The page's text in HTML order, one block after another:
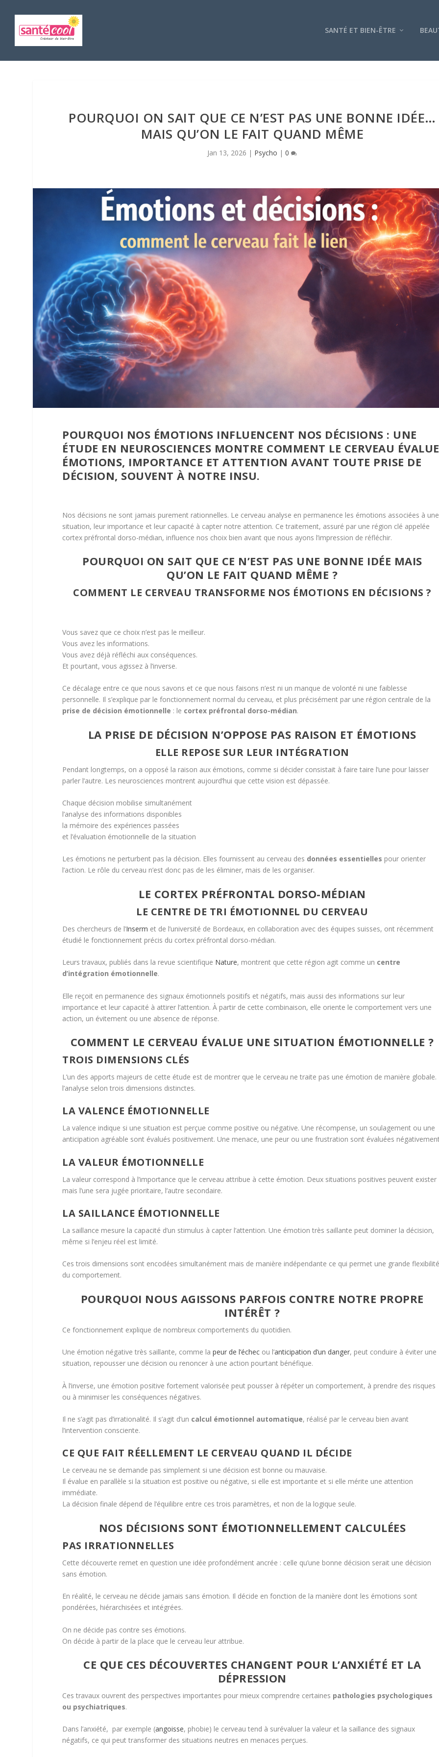
SANTÉ ET BIEN-ÊTRE
POURQUOI ON SAIT QUE CE N’EST PAS UNE BONNE IDÉE…
MAIS QU’ON LE FAIT QUAND MÊME
Jan 13, 2026 | Psycho |0
POURQUOI NOS ÉMOTIONS INFLUENCENT NOS DÉCISIONS : UNE
ÉTUDE EN NEUROSCIENCES MONTRE COMMENT LE CERVEAU ÉVALUE
ÉMOTIONS, IMPORTANCE ET ATTENTION AVANT TOUTE PRISE DE
DÉCISION, SOUVENT À NOTRE INSU.
Nos décisions ne sont jamais purement rationnelles. Le cerveau analyse en permanence les émotions associées à une
situation, leur importance et leur capacité à capter notre attention. Ce traitement, assuré par une région clé appelée
cortex préfrontal dorso-médian, influence nos choix bien avant que nous ayons l’impression de réfléchir.
POURQUOI ON SAIT QUE CE N’EST PAS UNE BONNE IDÉE MAIS
QU’ON LE FAIT QUAND MÊME ?
COMMENT LE CERVEAU TRANSFORME NOS ÉMOTIONS EN DÉCISIONS ?
Vous savez que ce choix n’est pas le meilleur.
Vous avez les informations.
Vous avez déjà réfléchi aux conséquences.
Et pourtant, vous agissez à l’inverse.
Ce décalage entre ce que nous savons et ce que nous faisons n’est ni un manque de volonté ni une faiblesse
personnelle. Il s’explique par le fonctionnement normal du cerveau, et plus précisément par une région centrale de la
prise de décision émotionnelle : le cortex préfrontal dorso-médian.
LA PRISE DE DÉCISION N’OPPOSE PAS RAISON ET ÉMOTIONS
ELLE REPOSE SUR LEUR INTÉGRATION
Pendant longtemps, on a opposé la raison aux émotions, comme si décider consistait à faire taire l’une pour laisser
parler l’autre. Les neurosciences montrent aujourd’hui que cette vision est dépassée.
Chaque décision mobilise simultanément
l’analyse des informations disponibles
la mémoire des expériences passées
et l’évaluation émotionnelle de la situation
Les émotions ne perturbent pas la décision. Elles fournissent au cerveau des données essentielles pour orienter
l’action. Le rôle du cerveau n’est donc pas de les éliminer, mais de les organiser.
LE CORTEX PRÉFRONTAL DORSO-MÉDIAN
LE CENTRE DE TRI ÉMOTIONNEL DU CERVEAU
Des chercheurs de l’Inserm et de l’université de Bordeaux, en collaboration avec des équipes suisses, ont récemment
étudié le fonctionnement précis du cortex préfrontal dorso-médian.
Leurs travaux, publiés dans la revue scientifique Nature, montrent que cette région agit comme un centre
d’intégration émotionnelle.
Elle reçoit en permanence des signaux émotionnels positifs et négatifs, mais aussi des informations sur leur
importance et leur capacité à attirer l’attention. À partir de cette combinaison, elle oriente le comportement vers une
action, un évitement ou une absence de réponse.
COMMENT LE CERVEAU ÉVALUE UNE SITUATION ÉMOTIONNELLE ?
TROIS DIMENSIONS CLÉS
L’un des apports majeurs de cette étude est de montrer que le cerveau ne traite pas une émotion de manière globale.
l’analyse selon trois dimensions distinctes.
LA VALENCE ÉMOTIONNELLE
La valence indique si une situation est perçue comme positive ou négative. Une récompense, un soulagement ou une
anticipation agréable sont évalués positivement. Une menace, une peur ou une frustration sont évaluées
LA VALEUR ÉMOTIONNELLE
La valeur correspond à l’importance que le cerveau attribue à cette émotion. Deux situations positives peuvent exister
mais l’une sera jugée prioritaire, l’autre secondaire.
LA SAILLANCE ÉMOTIONNELLE
La saillance mesure la capacité d’un stimulus à capter l’attention. Une émotion très saillante peut dominer la décision,
même si l’enjeu réel est limité.
Ces trois dimensions sont encodées simultanément mais de manière indépendante ce qui permet une grande
du comportement.
POURQUOI NOUS AGISSONS PARFOIS CONTRE NOTRE PROPRE
INTÉRÊT ?
Ce fonctionnement explique de nombreux comportements du quotidien.
Une émotion négative très saillante, comme lapeur de l’échec ou l’anticipation d’un danger, peut conduire à éviter une
situation, repousser une décision ou renoncer à une action pourtant bénéfique.
À l’inverse, une émotion positive fortement valorisée peut pousser à répéter un comportement, à prendre des risques
ou à minimiser les conséquences négatives.
Il ne s’agit pas d’irrationalité. Il s’agit d’un calcul émotionnel automatique, réalisé par le cerveau bien avant
l’intervention consciente.
CE QUE FAIT RÉELLEMENT LE CERVEAU QUAND IL DÉCIDE
Le cerveau ne se demande pas simplement si une décision est bonne ou mauvaise.
Il évalue en parallèle si la situation est positive ou négative, si elle est importante et si elle mérite une attention
immédiate.
La décision finale dépend de l’équilibre entre ces trois paramètres, et non de la logique seule.
NOS DÉCISIONS SONT ÉMOTIONNELLEMENT CALCULÉES
PAS IRRATIONNELLES
Cette découverte remet en question une idée profondément ancrée : celle qu’une bonne décision serait une décision
sans émotion.
En réalité, le cerveau ne décide jamais sans émotion. Il décide en fonction de la manière dont les émotions sont
pondérées, hiérarchisées et intégrées.
On ne décide pas contre ses émotions.
On décide à partir de la place que le cerveau leur attribue.
CE QUE CES DÉCOUVERTES CHANGENT POUR L’ANXIÉTÉ ET LA
DÉPRESSION
Ces travaux ouvrent des perspectives importantes pour mieux comprendre certaines pathologies psychologiques
ou psychiatriques.
Dans l’anxiété, par exemple (angoisse, phobie) le cerveau tend à surévaluer la valeur et la saillance des signaux
négatifs, ce qui peut transformer des situations neutres en menaces perçues.